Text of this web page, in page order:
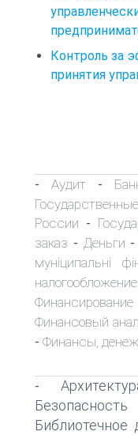
Контроль за
принятия
-Аудит -
России -
заказ - Деньги -
муніципальні
налогообложение
Финансирование
Финансовый
- Финансы,
-
Библиотечное